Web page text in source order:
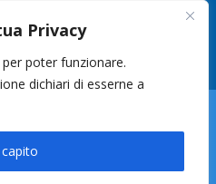
Privacy
poter funzionare.
dichiari di esserne a
info@cstosetto.it
12 / 14:30-17